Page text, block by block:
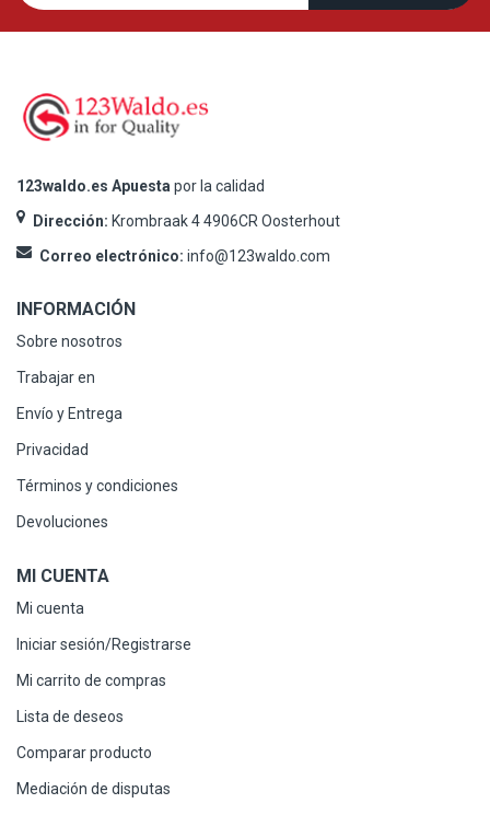
123waldo.es Apuestapor la calidad
Dirección: Krombraak 4 4906CR Oosterhout
Correo electrónico: info@123waldo.com
INFORMACIÓN
Sobre nosotros
Trabajar en
Envío y Entrega
Privacidad
Términos y condiciones
Devoluciones
MI CUENTA
Mi cuenta
Iniciar sesión/Registrarse
Mi carrito de compras
Lista de deseos
Comparar producto
Mediación de disputas